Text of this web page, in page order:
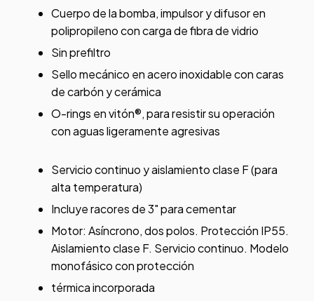
Cuerpo de la bomba, impulsor y difusor en
polipropileno con carga de fibra de vidrio
Sin prefiltro
Sello mecánico en acero inoxidable con caras
de carbón y cerámica
O-rings en vitón®, para resistir su operación
con aguas ligeramente agresivas
Servicio continuo y aislamiento clase F (para
alta temperatura)
Incluye racores de 3" para cementar
Motor: Asíncrono, dos polos. Protección IP55.
Aislamiento clase F. Servicio continuo. Modelo
monofásico con protección
térmica incorporada